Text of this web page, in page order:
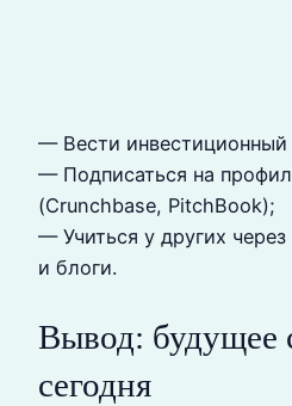
— Вести инвестиционный
— Подписаться на
(Crunchbase, PitchBook);
— Учиться у других
и блоги.
Вывод: будущее
сегодня